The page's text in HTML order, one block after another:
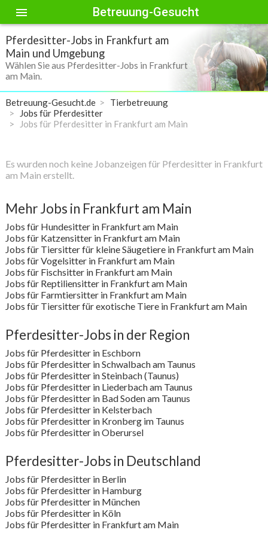
menu Betreuung-Gesucht
Pferdesitter-Jobs in Frankfurt am
Main und Umgebung
Wählen Sie aus Pferdesitter-Jobs in Frankfurt
am Main.
Betreuung-Gesucht.de
Tierbetreuung
Jobs für Pferdesitter
Jobs für Pferdesitter in Frankfurt am Main
Es wurden noch keine Jobanzeigen für Pferdesitter in Frankfurt
am Main erstellt.
Mehr Jobs in Frankfurt am Main
Jobs für Hundesitter in Frankfurt am Main
Jobs für Katzensitter in Frankfurt am Main
Jobs für Tiersitter für kleine Säugetiere in Frankfurt am Main
Jobs für Vogelsitter in Frankfurt am Main
Jobs für Fischsitter in Frankfurt am Main
Jobs für Reptiliensitter in Frankfurt am Main
Jobs für Farmtiersitter in Frankfurt am Main
Jobs für Tiersitter für exotische Tiere in Frankfurt am Main
Pferdesitter-Jobs in der Region
Jobs für Pferdesitter in Eschborn
Jobs für Pferdesitter in Schwalbach am Taunus
Jobs für Pferdesitter in Steinbach (Taunus)
Jobs für Pferdesitter in Liederbach am Taunus
Jobs für Pferdesitter in Bad Soden am Taunus
Jobs für Pferdesitter in Kelsterbach
Jobs für Pferdesitter in Kronberg im Taunus
Jobs für Pferdesitter in Oberursel
Pferdesitter-Jobs in Deutschland
Jobs für Pferdesitter in Berlin
Jobs für Pferdesitter in Hamburg
Jobs für Pferdesitter in München
Jobs für Pferdesitter in Köln
Jobs für Pferdesitter in Frankfurt am Main